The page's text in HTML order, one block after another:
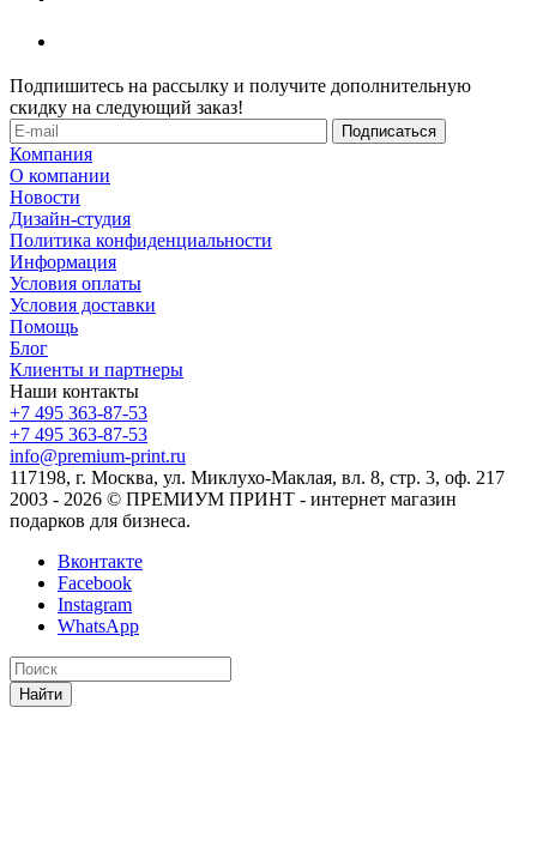
Подпишитесь на рассылку и получите дополнительную
скидку на следующий заказ!
Компания
О компании
Новости
Дизайн-студия
Политика конфиденциальности
Информация
Условия оплаты
Условия доставки
Помощь
Блог
Клиенты и партнеры
Наши контакты
+7 495 363-87-53
+7 495 363-87-53
info@premium-print.ru
117198, г. Москва, ул. Миклухо-Маклая, вл. 8, стр. 3, оф. 217
2003 - 2026 © ПРЕМИУМ ПРИНТ - интернет магазин
подарков для бизнеса.
Вконтакте
Facebook
Instagram
WhatsApp
Найти